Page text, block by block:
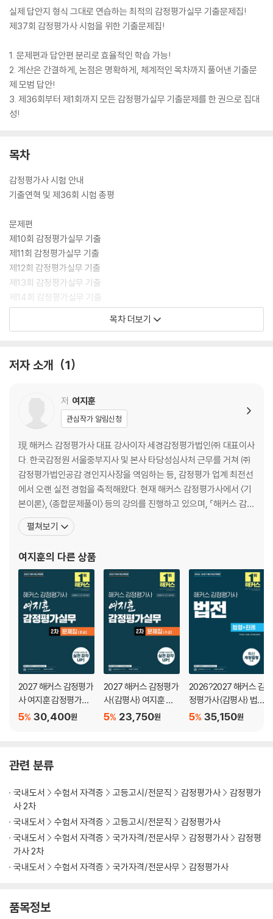
실제 답안지 형식 그대로 연습하는 최적의 감정평가실무 기출문제집!
제37회 감정평가사 시험을 위한 기출문제집!
1. 문제편과 답안편 분리로 효율적인 학습 가능!
2. 계산은 간결하게, 논점은 명확하게, 체계적인 목차까지 풀어낸 기출문
제 모범 답안!
3. 제36회부터 제1회까지 모든 감정평가실무 기출문제를 한 권으로 집대
성!
목차
감정평가사 시험 안내
기출연혁 및 제36회 시험 총평
문제편
제10회 감정평가실무 기출
제11회 감정평가실무 기출
제12회 감정평가실무 기출
제13회 감정평가실무 기출
제14회 감정평가실무 기출
제15회 감정평가실무 기출
제19회 감정평가실무 기출
제21회 감정평가실무 기출
제22회 감정평가실무 기출
제23회 감정평가실무 기출
제24회 감정평가실무 기출
제25회 감정평가실무 기출
제26회 감정평가실무 기출
제27회 감정평가실무 기출
제28회 감정평가실무 기출
제29회 감정평가실무 기출
제30회 감정평가실무 기출
제32회 감정평가실무 기출
제33회 감정평가실무 기출
제34회 감정평가실무 기출
제35회 감정평가실무 기출
제36회 감정평가실무 기출
답안편 (책 속의 책)
제10회 감정평가실무 기출
제11회 감정평가실무 기출
제12회 감정평가실무 기출
제13회 감정평가실무 기출
제14회 감정평가실무 기출
제17회 감정평가실무 기출
제19회 감정평가실무 기출
제20회 감정평가실무 기출
제21회 감정평가실무 기출
제22회 감정평가실무 기출
제23회 감정평가실무 기출
제24회 감정평가실무 기출
제27회 감정평가실무 기출
목차 더보기
저자 소개 1
저 여지훈
관심작가 알림신청
現 해커스 감정평가사 대표 강사이자 세경감정평가법인㈜ 대표이사
다. 한국감정원 서울중부지사 및 본사 타당성심사처 근무를 거쳐 ㈜
감정평가법인공감 경인지사장을 역임하는 등, 감정평가 업계 최전선
에서 오랜 실전 경험을 축적해왔다. 현재 해커스 감정평가사에서 〈기
본이론〉, 〈종합문제풀이〉 등의 강의를 진행하고 있으며, 『해커스 감정
평가사 여지훈 감정평가실무 2차 문제집 초급』, 『해커스 감정평가사
여지훈 감정평가실무 2차 핵심요약집』을 집필하였다. 무작정 단순암
며, 탄탄한 기초 다지기부터 신유형·고난도 문제 완벽 대비까
펼쳐보기
여지훈의 다른 상품
2027 해커스 감정평가
사 여지훈 감정평가실
무 2차 문제집 중급
30,400원
5%
2027 해커스 감정평가
사(감평사) 여지훈 감
정평가실무 2차 문제집
23,750원
5%
2026?2027 해커스 감
정평가사(감평사) 법전
(감정평가사 시험 대
35,150원
5%
관련 분류
국내도서 수험서 자격증 고등고시/전문직 감정평가사
감정평가
사 2차
국내도서
수험서 자격증 고등고시/전문직
감정평가사
국내도서
수험서 자격증 국가자격/전문사무 감정평가사
감정평
가사 2차
국내도서
수험서 자격증 국가자격/전문사무 감정평가사
품목정보